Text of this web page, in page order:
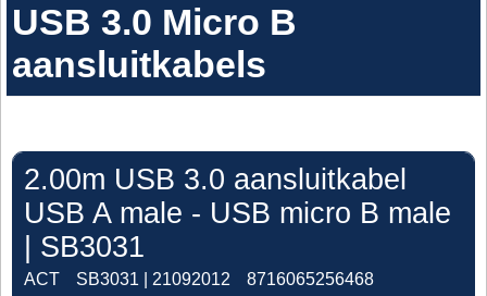
USB 3.0 Micro B
aansluitkabels
2.00m USB 3.0 aansluitkabel
USB A male - USB micro B male
| SB3031
ACT SB3031 | 21092012 8716065256468